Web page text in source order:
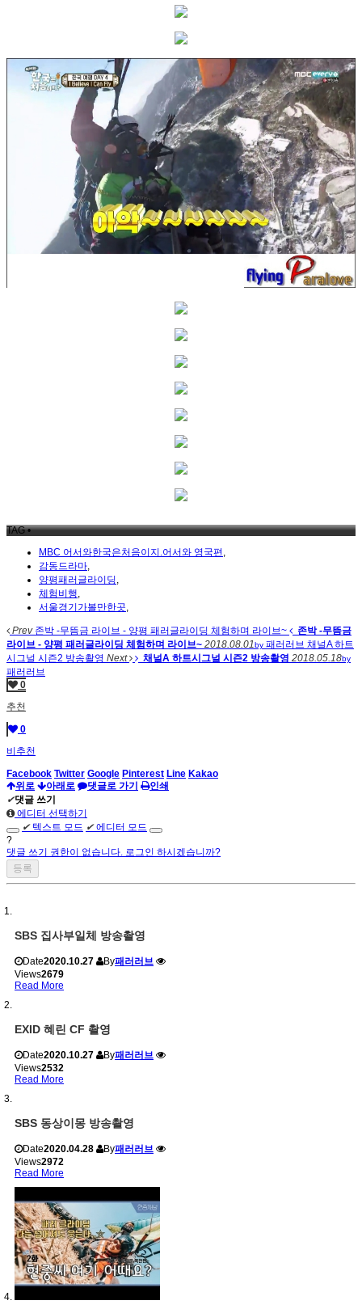
TAG •
MBC 어서와한국은처음이지.어서와 영국편,
감동드라마,
양평패러글라이딩,
체험비행,
서울경기가볼만한곳,
Prev존박 -무뜸금 라이브 - 양평 패러글라이딩 체험하며 라이브~
존박 -무뜸금
라이브 - 양평 패러글라이딩 체험하며 라이브~ 2018.08.01by 패러러브 채널A 하트
시그널 시즌2 방송촬영 Next 채널A 하트시그널 시즌2 방송촬영 2018.05.18by
패러러브
0
추천
0
비추천
Facebook Twitter Google Pinterest Line Kakao
위로
아래로 댓글로 가기
인쇄
✔댓글 쓰기
에디터 선택하기
✔ 텍스트 모드 ✔에디터 모드
?
댓글 쓰기 권한이 없습니다. 로그인 하시겠습니까?
SBS 집사부일체 방송촬영
Date2020.10.27 By패러러브
Views2679
Read More
EXID 혜린 CF 촬영
Date2020.10.27 By패러러브
Views2532
Read More
SBS 동상이몽 방송촬영
Date2020.04.28 By패러러브
Views2972
Read More